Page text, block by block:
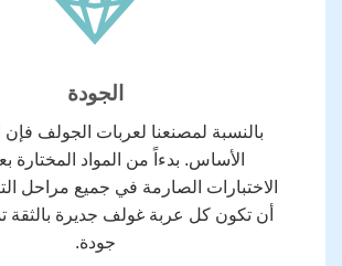
الجودة
بالنسبة لمصنعنا لعربات الجولف فإن
الأساس. بدءاً من المواد المختارة
الاختبارات الصارمة في جميع مراحل
أن تكون كل عربة غولف جديرة بالثقة
جودة.